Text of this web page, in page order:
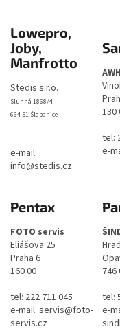
Lowepro,
Joby,
Manfrotto
Stedis s.r.o.
Slunná 1868/4
664 51 Šlapanice
e-mail:
info@stedis.cz
130
tel:
e-
Pentax
FOTO servis
Eliášova 25
Praha 6
160 00
tel: 222 711 045
e-mail: servis@foto-
servis.cz
746
tel:
e-